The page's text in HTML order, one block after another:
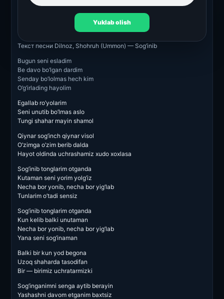
Yuklab olish
Текст песни Dilnoz, Shohruh (Ummon) — Sog’inib
Bugun seni esladim
Be davo bo’lgan dardim
Senday bo’lolmas hech kim
O’g’irlading hayolim
Egallab ro’yolarim
Seni unutib bo’lmas aslo
Tungi shahar mayin shamol
Qiynar sog’inch qiynar visol
O’zimga o’zim berib dalda
Hayot oldinda uchrashamiz xudo xoxlasa
Sog’inib tonglarim otganda
Kutaman seni yorim yolg’iz
Necha bor yonib, necha bor yig’lab
Tunlarim o’tadi sensiz
Sog’inib tonglarim otganda
Kun kelib balki unutaman
Necha bor yonib, necha bor yig’lab
Yana seni sog’inaman
Balki bir kun yod begona
Uzoq shaharda tasodifan
Bir — birimiz uchratarmizki
Sog’inganimni senga aytib berayin
Yashashni davom etganim baxtsiz